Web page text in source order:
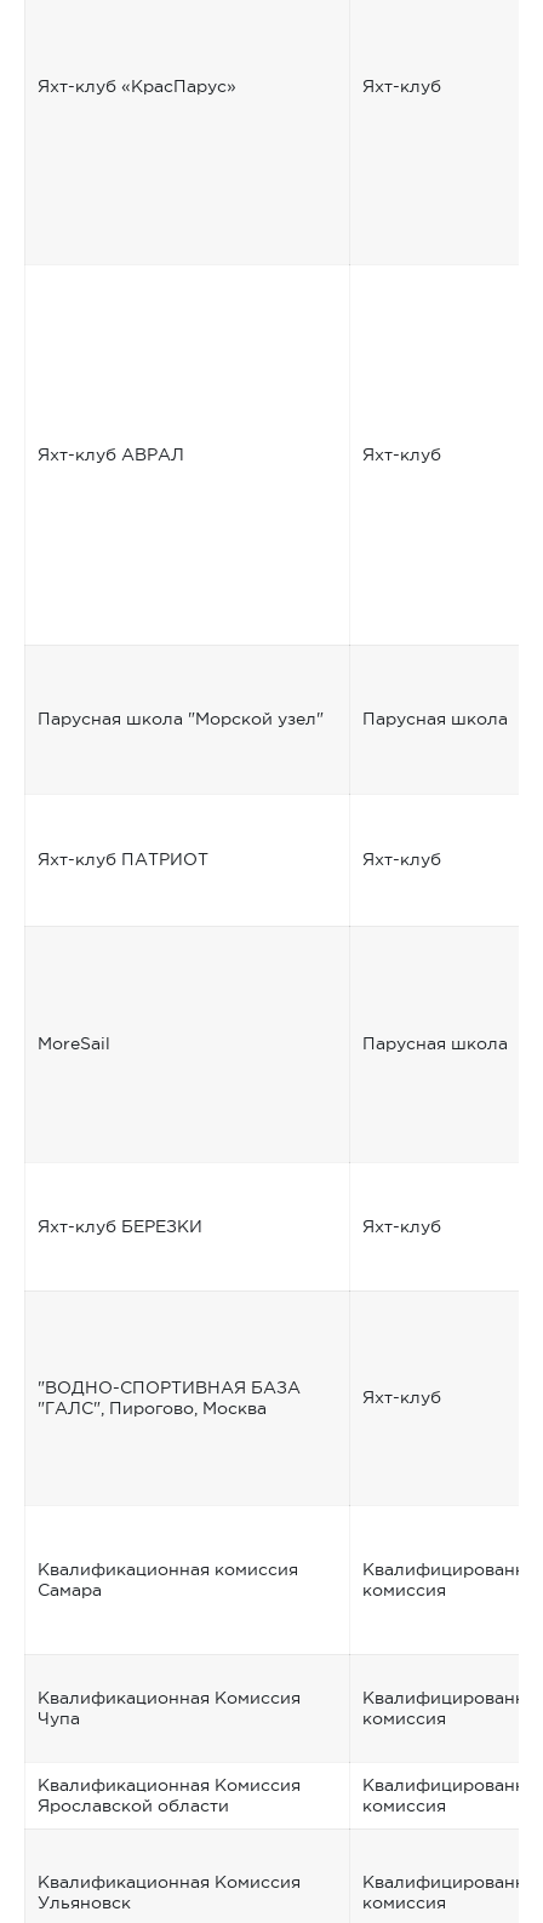
Яхт-клуб «КрасПарус» Яхт-клуб
Яхт-клуб АВРАЛ Яхт-клуб
Парусная школа "Морской узел" Парусная школа
Яхт-клуб ПАТРИОТ Яхт-клуб
MoreSail Парусная школа
Яхт-клуб БЕРЕЗКИ Яхт-клуб
"ВОДНО-СПОРТИВНАЯ БАЗА
"ГАЛС", Пирогово, Москва
Яхт-клуб
Квалификационная комиссия
Самара
комиссия
Квалификационная Комиссия
Чупа
комиссия
Квалификационная Комиссия
Ярославской области
комиссия
Квалификационная Комиссия
Ульяновск
комиссия